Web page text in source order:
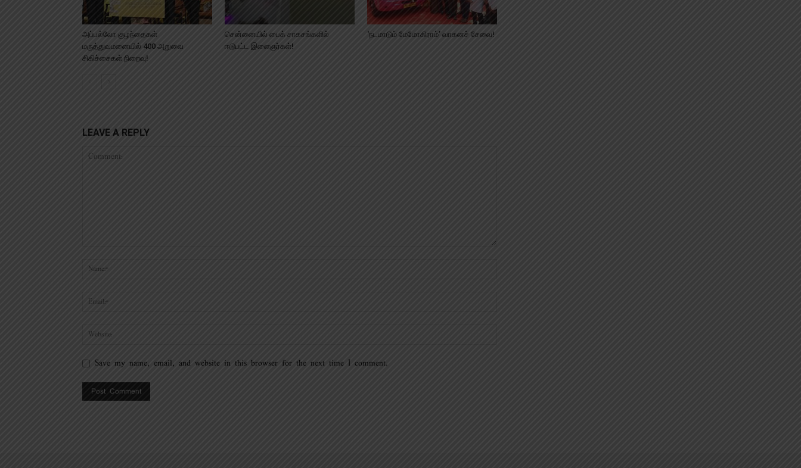
அப்பல்லோ குழந்தைகள்
மருத்துவமனையில் 400 அறுவை
சிகிச்சைகள் நிறைவு!
சென்னையில் பைக் சாகசங்களில்
ஈடுபட்ட இளைஞர்கள்!
‘நடமாடும் மேமோகிராம்’ வாகனச் சேவை!
LEAVE A REPLY
Save my name, email, and website in this browser for the next time I comment.